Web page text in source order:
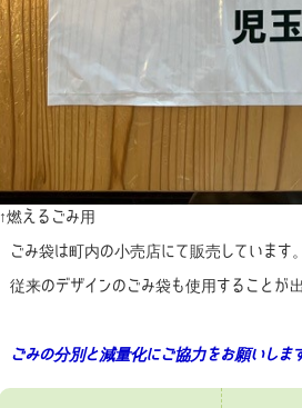
↑燃えるごみ用
ごみ袋は町内の小売店にて販売しています。
従来のデザインのごみ袋も使用することが
ごみの分別と減量化にご協力をお願いします